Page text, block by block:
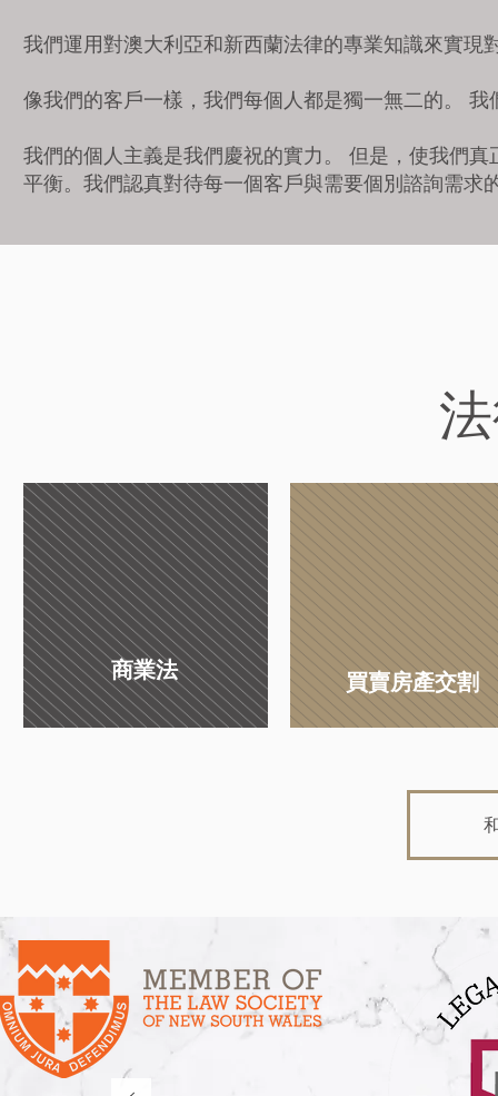
我們運用對澳大利亞和新西蘭法律的專業知識來實現
像我們的客戶一樣，我們每個人都是獨一無二的。
我們的個人主義是我們慶祝的實力。 但是，使我們
平衡。我們認真對待每一個客戶與需要個別諮詢需求
商業法 買賣房產交割